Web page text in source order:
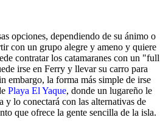
opciones, dependiendo de su ánimo o
con un grupo alegre y ameno y quiere
contratar los catamaranes con un "full
irse en Ferry y llevar su carro para
embargo, la forma más simple de irse
Playa El Yaque, donde un lugareño le
y lo conectará con las alternativas de
que ofrece la gente sencilla de la isla.